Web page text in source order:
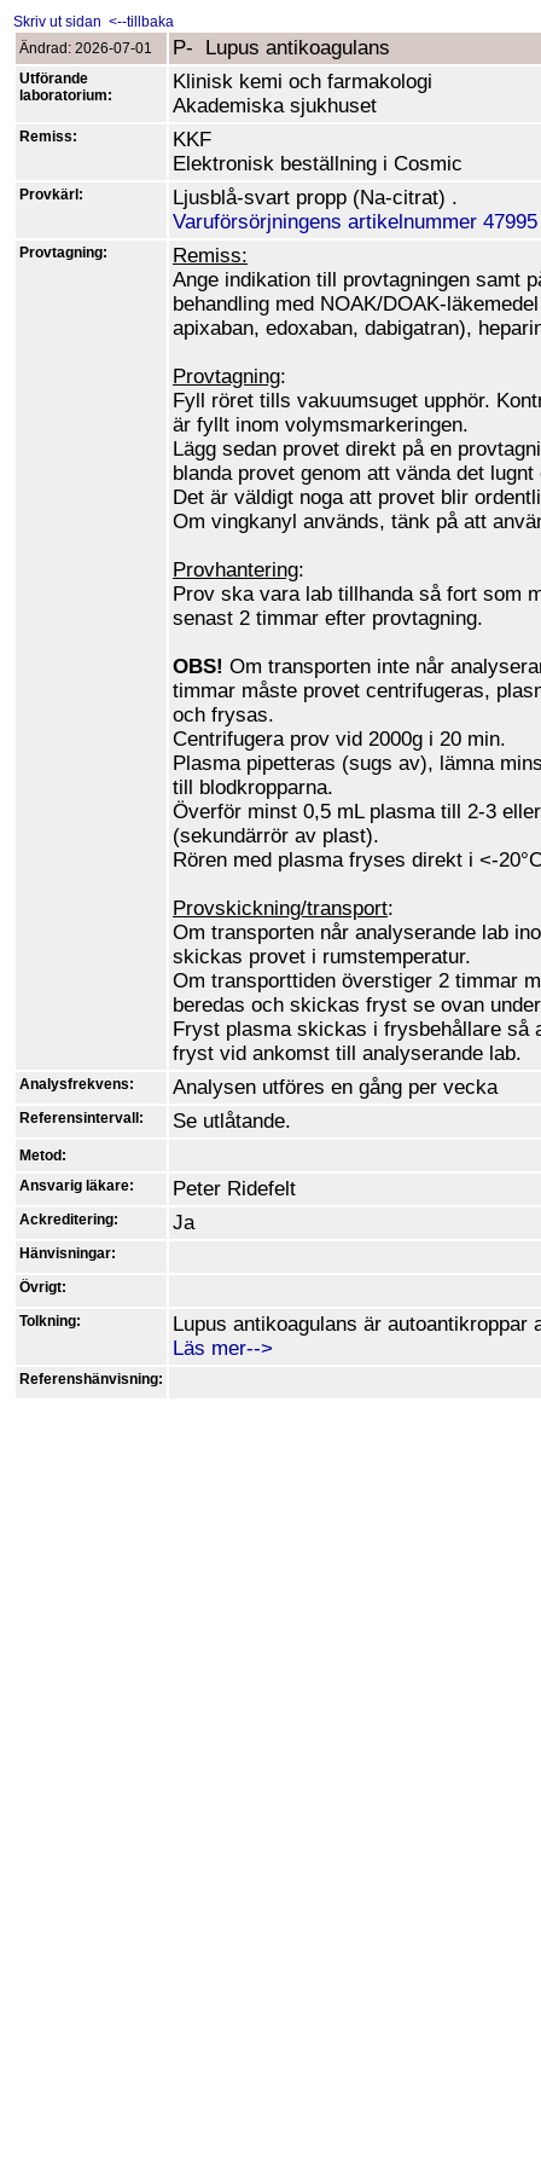
Skriv ut sidan <--tillbaka
Ändrad: 2026-07-01
P- Lupus antikoagulans
Utförande
laboratorium:
Klinisk kemi och farmakologi
Akademiska sjukhuset
Remiss:
KKF
Elektronisk beställning i Cosmic
Provkärl:
Ljusblå-svart propp (Na-citrat) .
Varuförsörjningens artikelnummer
Provtagning:
Remiss:
Ange indikation till provtagningen samt
behandling med NOAK/DOAK-
apixaban, edoxaban, dabigatran),
Provtagning:
Fyll röret tills vakuumsuget upphör.
är fyllt inom volymsmarkeringen.
Lägg sedan provet direkt på en
blanda provet genom att vända det lugnt
Det är väldigt noga att provet blir
Om vingkanyl används, tänk på att
Provhantering:
Prov ska vara lab tillhanda så fort som
senast 2 timmar efter provtagning.
OBS! Om transporten inte når
timmar måste provet centrifugeras,
och frysas.
Centrifugera prov vid 2000g i 20 min.
Plasma pipetteras (sugs av), lämna
till blodkropparna.
Överför minst 0,5 mL plasma till 2-3
(sekundärrör av plast).
Rören med plasma fryses direkt i <-
Provskickning/transport:
Om transporten når analyserande lab
skickas provet i rumstemperatur.
Om transporttiden överstiger 2 timmar
beredas och skickas fryst se ovan
Fryst plasma skickas i frysbehållare så
fryst vid ankomst till analyserande lab.
Analysfrekvens: Analysen utföres en gång per vecka
Referensintervall: Se utlåtande.
Metod:
Ansvarig läkare:
Peter Ridefelt
Ackreditering: Ja
Hänvisningar:
Övrigt:
Tolkning:
Lupus antikoagulans är autoantikroppar
Läs mer-->
Referenshänvisning: